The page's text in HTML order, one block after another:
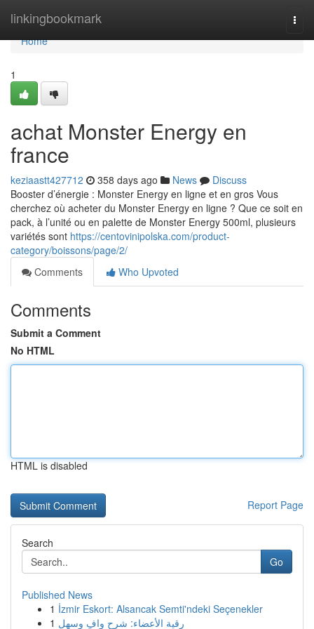
linkingbookmark
Home
Home
1
achat Monster Energy en
france
keziaastt427712 358 days ago News
Discuss
Booster d’énergie : Monster Energy en ligne et en gros Vous
cherchez où acheter du Monster Energy en ligne ? Que ce soit en
pack, à l’unité ou en palette de Monster Energy 500ml, plusieurs
variétés sont https://centovinipolska.com/product-
category/boissons/page/2/
Comments
Who Upvoted
Comments
Submit a Comment
No HTML
HTML is disabled
Report Page
Search
Go
Published News
1 İzmir Eskort: Alsancak Semti'ndeki Seçenekler
1 رقية الأعضاء: شرح وافٍ وسهل